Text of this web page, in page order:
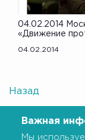
04.02.2014
«Движение
04.02.2014
Назад
Важная
Мы